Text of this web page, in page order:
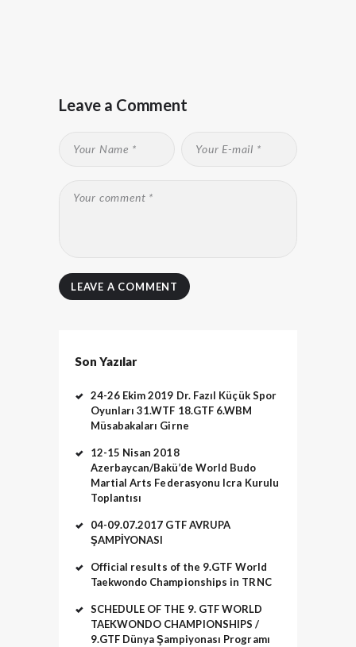
Leave a Comment
Son Yazılar
24-26 Ekim 2019 Dr. Fazıl Küçük Spor
Oyunları 31.WTF 18.GTF 6.WBM
Müsabakaları Girne
12-15 Nisan 2018
Azerbaycan/Bakü’de World Budo
Martial Arts Federasyonu Icra Kurulu
Toplantısı
04-09.07.2017 GTF AVRUPA
ŞAMPİYONASI
Official results of the 9.GTF World
Taekwondo Championships in TRNC
SCHEDULE OF THE 9. GTF WORLD
TAEKWONDO CHAMPIONSHIPS /
9.GTF Dünya Şampiyonası Programı